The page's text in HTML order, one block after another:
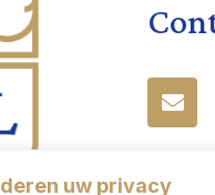
uw privacy